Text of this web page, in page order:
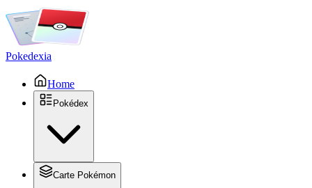
Pokedexia
Home
Pokédex
Carte Pokémon